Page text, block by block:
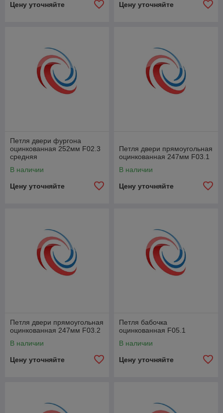
Цену уточняйте Цену уточняйте
Петля двери фургона
оцинкованная 252мм F02.3
средняя
В наличии
Цену уточняйте
Петля двери прямоугольная
оцинкованная 247мм F03.1
В наличии
Цену уточняйте
Петля двери прямоугольная
оцинкованная 247мм F03.2
В наличии
Цену уточняйте
Петля бабочка
оцинкованная F05.1
В наличии
Цену уточняйте